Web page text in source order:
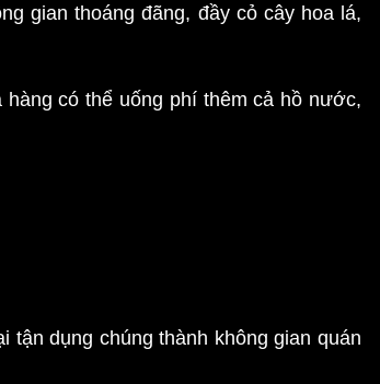
gian thoáng đãng, đầy cỏ cây hoa lá,
có thể uống phí thêm cả hồ nước,
dụng chúng thành không gian quán